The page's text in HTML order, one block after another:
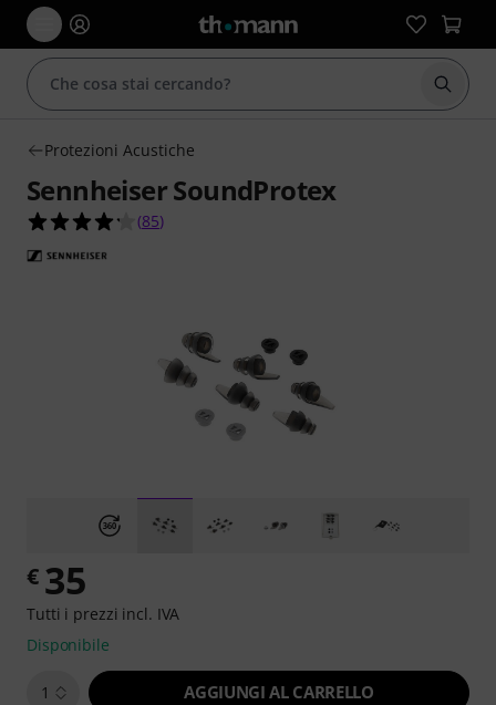
Protezioni Acustiche
Sennheiser SoundProtex
4.2 su 5 stelle su 85 valutazioni dei clienti
(85)
€ 35
Tutti i prezzi incl. IVA
Disponibile
1 AGGIUNGI AL CARRELLO